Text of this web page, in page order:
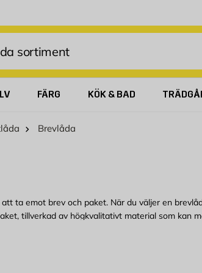
FÄRG KÖK & BAD
Brevlåda
ta emot brev och paket. När du väljer en
tillverkad av högkvalitativt material som kan
traditionella modeller av stål och plast, samt